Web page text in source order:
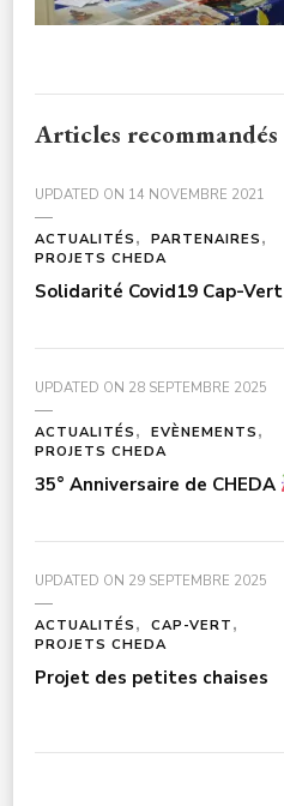
Articles recommandés
UPDATED ON 14 NOVEMBRE 2021
ACTUALITÉS
PARTENAIRES
PROJETS CHEDA
Solidarité Covid19 Cap-Vert
UPDATED ON 28 SEPTEMBRE 2025
ACTUALITÉS
EVÈNEMENTS
PROJETS CHEDA
35° Anniversaire de CHEDA
UPDATED ON 29 SEPTEMBRE 2025
ACTUALITÉS
CAP-VERT
PROJETS CHEDA
Projet des petites chaises